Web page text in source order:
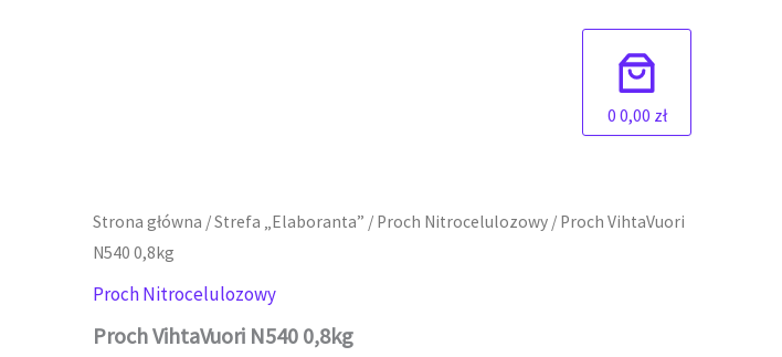
0 0,00 zł
Strona główna /Strefa „Elaboranta” / Proch Nitrocelulozowy / Proch VihtaVuori
N540 0,8kg
Proch Nitrocelulozowy
Proch VihtaVuori N540 0,8kg